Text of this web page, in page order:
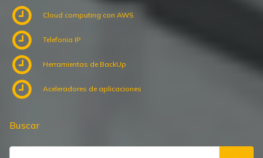
Cloud computing con AWS
Telefonia IP
Herramientas de BackUp
Aceleradores de aplicaciones
Buscar